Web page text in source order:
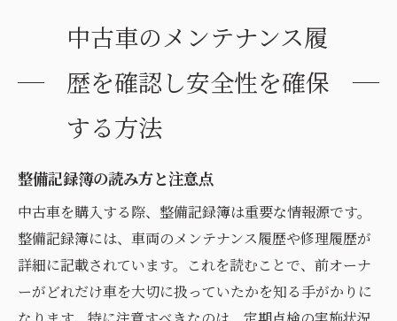
中古車のメンテナンス履
歴を確認し安全性を確保
する方法
整備記録簿の読み方と注意点
中古車を購入する際、整備記録簿は重要な情報源です。
整備記録簿には、車両のメンテナンス履歴や修理履歴が
詳細に記載されています。これを読むことで、前オーナ
ーがどれだけ車を大切に扱っていたかを知る手がかりに